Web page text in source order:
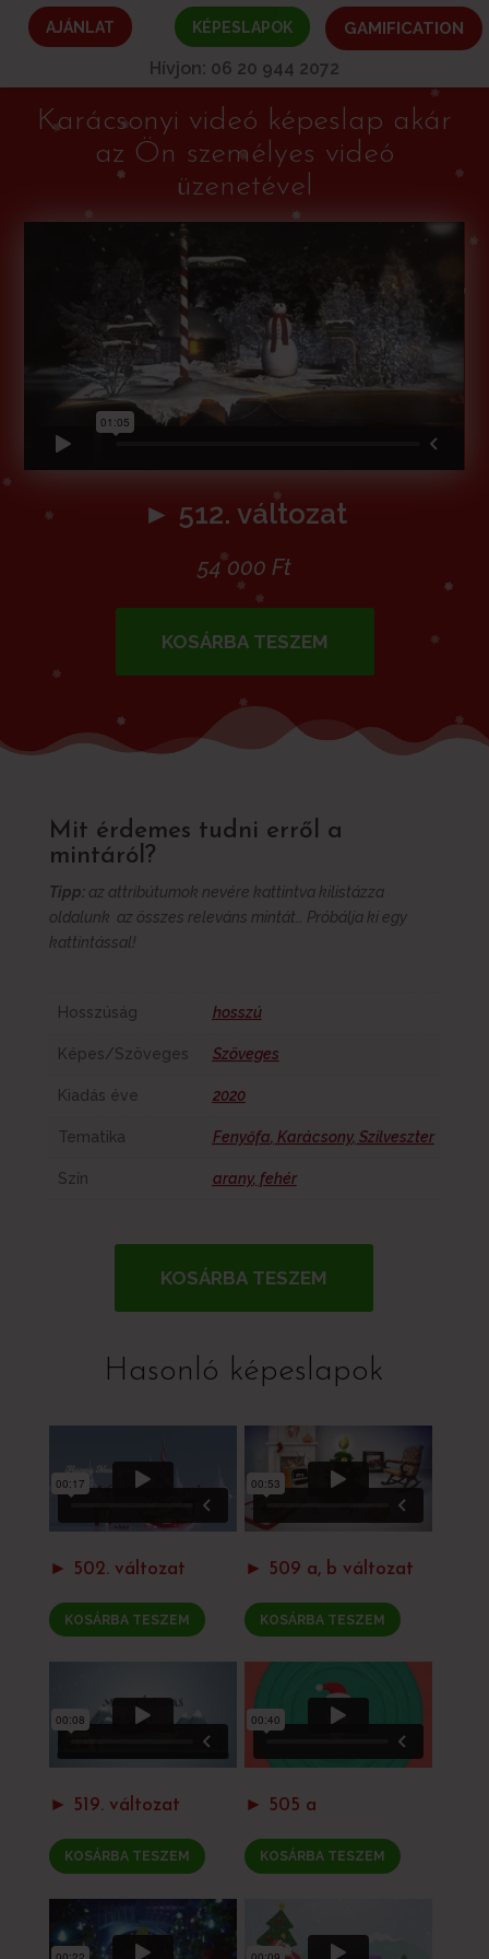
AJÁNLAT KÉPESLAPOK GAMIFICATION
Hívjon: 06 20 944 2072
Karácsonyi videó képeslap akár
az Ön személyes videó
üzenetével
► 512. változat
54 000 Ft
KOSÁRBA TESZEM
Mit érdemes tudni erről a
mintáról?
Tipp:az attribútumok nevére kattintva kilistázza
oldalunk az összes releváns mintát… Próbálja ki egy
kattintással!
Hosszúság hosszú
Képes/Szöveges Szöveges
Kiadás éve 2020
Tematika Fenyőfa Karácsony, Szilveszter
Szín arany, fehér
KOSÁRBA TESZEM
Hasonló képeslapok
► 502. változat
KOSÁRBA TESZEM
► 509 a, b változat
KOSÁRBA TESZEM
► 519. változat
KOSÁRBA TESZEM
► 505 a
KOSÁRBA TESZEM